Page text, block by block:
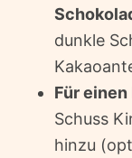
dunkle
Für
Schuss
hinzu